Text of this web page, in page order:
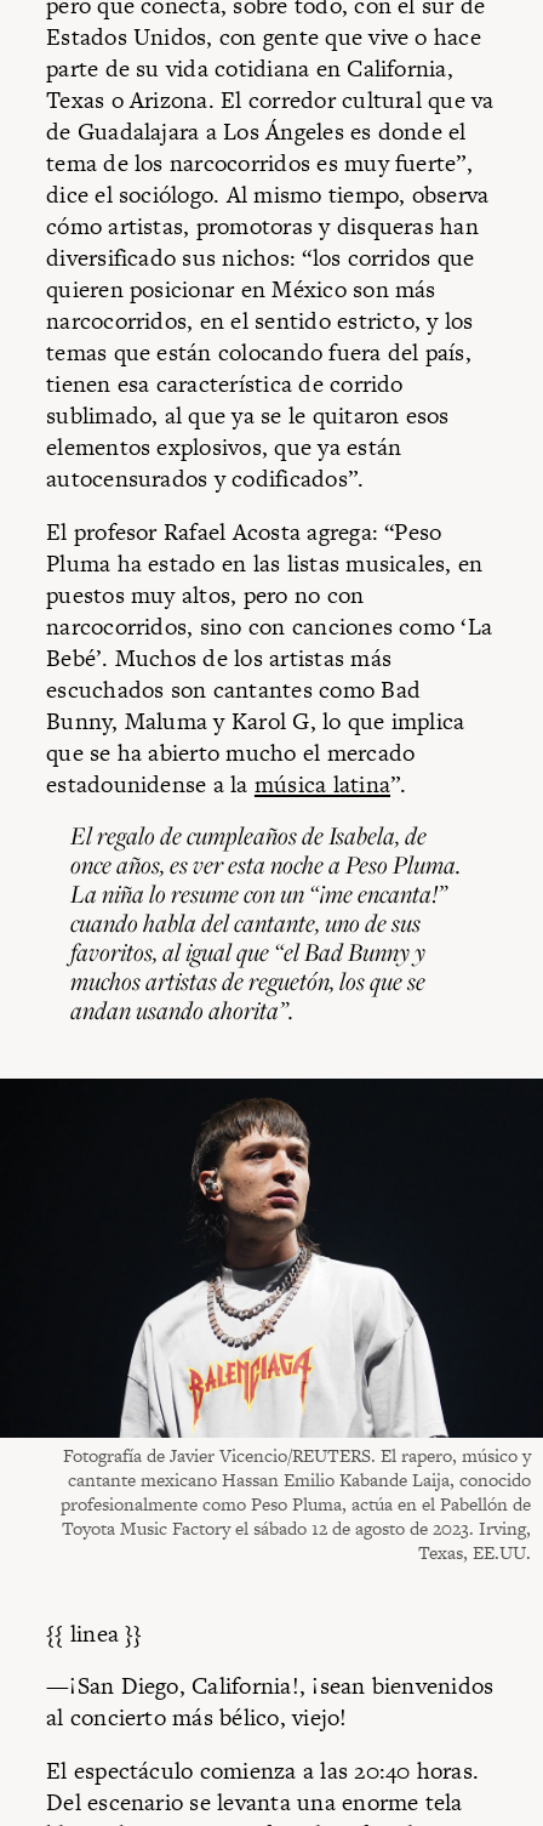
Estados Unidos, con gente que vive o hace
parte de su vida cotidiana en California,
Texas o Arizona. El corredor cultural que va
de Guadalajara a Los Ángeles es donde el
tema de los narcocorridos es muy fuerte”,
dice el sociólogo. Al mismo tiempo, observa
cómo artistas, promotoras y disqueras han
diversificado sus nichos: “los corridos que
quieren posicionar en México son más
narcocorridos, en el sentido estricto, y los
temas que están colocando fuera del país,
tienen esa característica de corrido
sublimado, al que ya se le quitaron esos
elementos explosivos, que ya están
autocensurados y codificados”.
El profesor Rafael Acosta agrega: “Peso
Pluma ha estado en las listas musicales, en
puestos muy altos, pero no con
narcocorridos, sino con canciones como ‘La
Bebé’. Muchos de los artistas más
escuchados son cantantes como Bad
Bunny, Maluma y Karol G, lo que implica
que se ha abierto mucho el mercado
estadounidense a la música latina”.
El regalo de cumpleaños de Isabela, de
once años, es ver esta noche a Peso Pluma.
La niña lo resume con un “¡me encanta!”
cuando habla del cantante, uno de sus
favoritos, al igual que “el Bad Bunny y
muchos artistas de reguetón, los que se
andan usando ahorita”.
Fotografía de Javier Vicencio/REUTERS. El rapero, músico y
cantante mexicano Hassan Emilio Kabande Laija, conocido
profesionalmente como Peso Pluma, actúa en el Pabellón de
Toyota Music Factory el sábado 12 de agosto de 2023. Irving,
Texas, EE.UU.
{{ linea }}
—¡San Diego, California!, ¡sean bienvenidos
al concierto más bélico, viejo!
El espectáculo comienza a las 20:40 horas.
Del escenario se levanta una enorme tela